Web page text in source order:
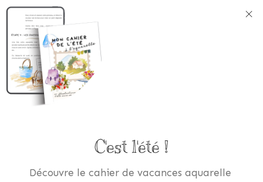
C'est l'été !
Découvre le cahier de vacances aquarelle